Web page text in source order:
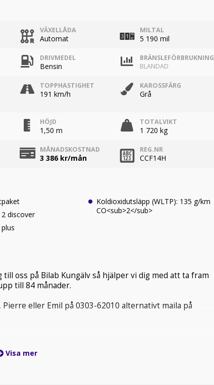
VÄXELLÅDA
Automat
MILTAL
5 190 mil
DRIVMEDEL
Bensin
BRÄNSLEFÖRBRUKNING
BLANDAD
TOPPHASTIGHET
191 km/h
KAROSSFÄRG
Grå
HÖJD
1,50 m
TOTALVIKT
1 720 kg
MÅNADSKOSTNAD
3 386kr/mån
REG.NR
CCF14H
discover
Koldioxidutsläpp (WLTP): 135 g/km
CO<sub>2</sub>
oss på Bilab Kungälv så hjälper vi dig med att ta fram
till 84 månader.
eller Emil på 0303-62010 alternativt maila på
Visa mer